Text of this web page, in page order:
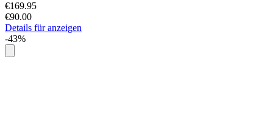
€169.95
€90.00
Details für anzeigen
-43%